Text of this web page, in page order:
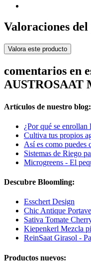
Valoraciones
Valora este producto
comentarios en
AUSTROSAAT
Artículos de nuestro blog:
¿Por qué se enrollan
Cultiva tus propios
Así es como puedes
Sistemas de Riego
Microgreens - El
Descubre Bloomling:
Esschert Design
Chic Antique
Sativa Tomate
Kiepenkerl Mezcla
ReinSaat Girasol -
Productos nuevos: